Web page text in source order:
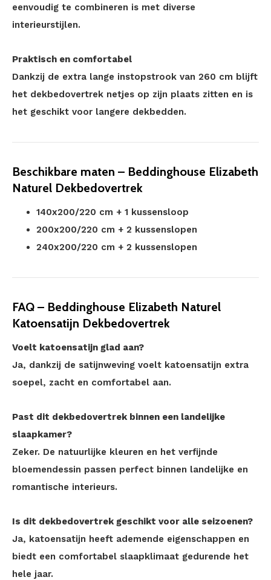
eenvoudig te combineren is met diverse
interieurstijlen.
Praktisch en comfortabel
Dankzij de extra lange instopstrook van 260 cm blijft
het dekbedovertrek netjes op zijn plaats zitten en is
het geschikt voor langere dekbedden.
Beschikbare maten – Beddinghouse Elizabeth
Naturel Dekbedovertrek
140x200/220 cm + 1 kussensloop
200x200/220 cm + 2 kussenslopen
240x200/220 cm + 2 kussenslopen
FAQ – Beddinghouse Elizabeth Naturel
Katoensatijn Dekbedovertrek
Voelt katoensatijn glad aan?
Ja, dankzij de satijnweving voelt katoensatijn extra
soepel, zacht en comfortabel aan.
Past dit dekbedovertrek binnen een landelijke
slaapkamer?
Zeker. De natuurlijke kleuren en het verfijnde
bloemendessin passen perfect binnen landelijke en
romantische interieurs.
Is dit dekbedovertrek geschikt voor alle seizoenen?
Ja, katoensatijn heeft ademende eigenschappen en
biedt een comfortabel slaapklimaat gedurende het
hele jaar.